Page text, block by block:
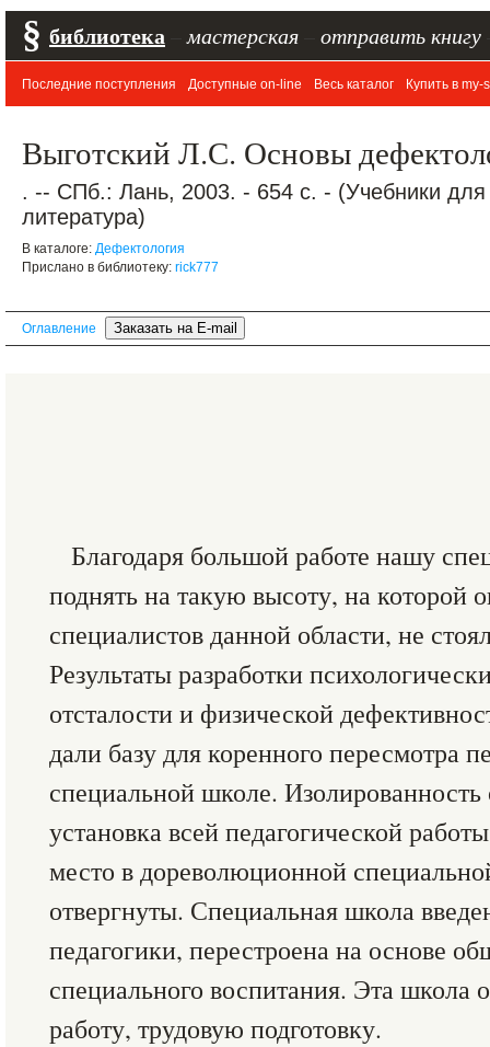
§ библиотека мастерская отправить книгу
Последние поступления Доступные on-line Весь каталог Купить в my-
Выготский Л.С. Основы
. -- СПб.: Лань, 2003. - 654 с. - (Учебники
литература)
В каталоге: Дефектология
Прислано в библиотеку: rick777
Оглавление
Благодаря большой работе нашу
поднять на такую высоту, на
специалистов данной области, не
Результаты разработки
отсталости и физической
дали базу для коренного пересмотра
специальной школе.
установка всей педагогической
место в дореволюционной
отвергнуты. Специальная школа
педагогики, перестроена на основе
специального воспитания. Эта школа
работу, трудовую подготовку.